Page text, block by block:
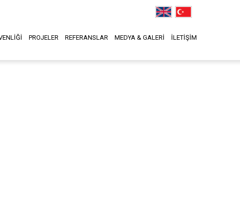
PROJELER REFERANSLAR MEDYA & GALERİ İLETİŞİM